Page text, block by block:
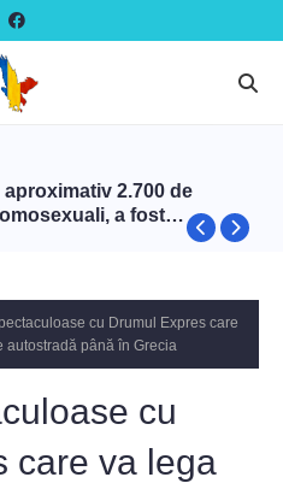
2.700 de
a fost
cu Drumul Expres care
autostradă până în Grecia
cu
care va lega